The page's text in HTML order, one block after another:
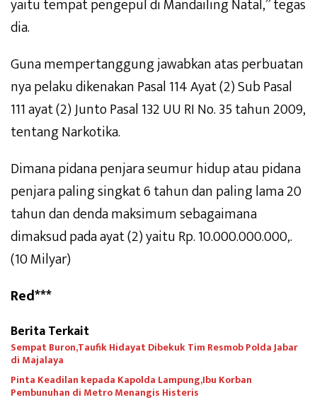
yaitu tempat pengepul di Mandailing Natal,” tegas
dia.
Guna mempertanggung jawabkan atas perbuatan
nya pelaku dikenakan Pasal 114 Ayat (2) Sub Pasal
111 ayat (2) Junto Pasal 132 UU RI No. 35 tahun 2009,
tentang Narkotika.
Dimana pidana penjara seumur hidup atau pidana
penjara paling singkat 6 tahun dan paling lama 20
tahun dan denda maksimum sebagaimana
dimaksud pada ayat (2) yaitu Rp. 10.000.000.000,.
(10 Milyar)
Red***
Berita Terkait
Sempat Buron,Taufik Hidayat Dibekuk Tim Resmob Polda Jabar
di Majalaya
Pinta Keadilan kepada Kapolda Lampung,Ibu Korban
Pembunuhan di Metro Menangis Histeris